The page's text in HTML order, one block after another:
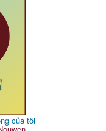
của tôi